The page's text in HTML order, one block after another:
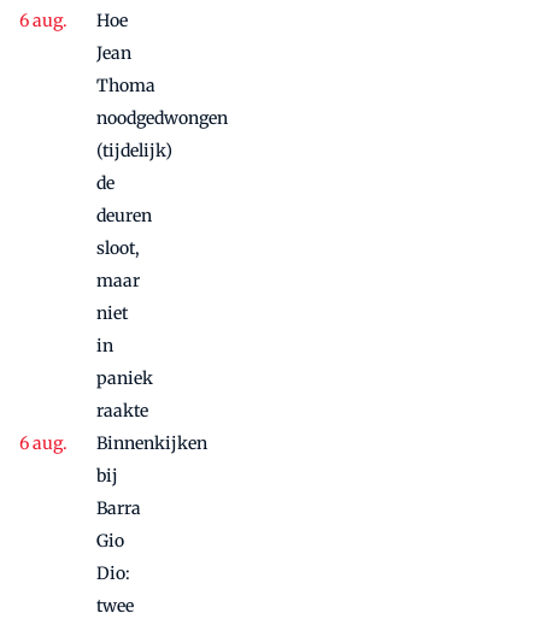
Hoe
Jean
Thoma
noodgedwongen
(tijdelijk)
de
deuren
sloot,
maar
niet
in
paniek
raakte
Binnenkijken
bij
Barra
Gio
Dio:
twee